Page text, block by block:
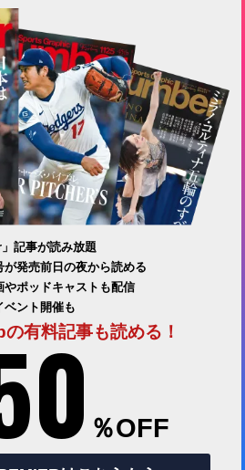
記事が読み放題
が発売前日の夜から読める
ポッドキャストも配信
ベント開催も
有料記事も読める！
％OFF